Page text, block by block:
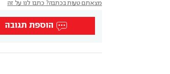
מצאתם טעות בכתבה? כתבו לנו על זה
הוספת תגובה